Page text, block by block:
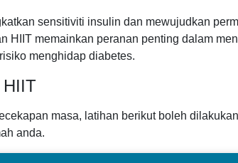
sensitiviti insulin dan mewujudkan
HIIT memainkan peranan penting dalam
menghidap diabetes.
HIIT
masa, latihan berikut boleh
anda.